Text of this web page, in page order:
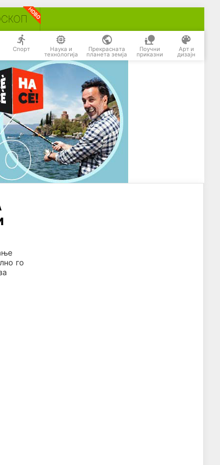
Спорт Наука и
технологија
Прекрасната
планета земја
Поучни
приказни
Арт и
дизајн
го